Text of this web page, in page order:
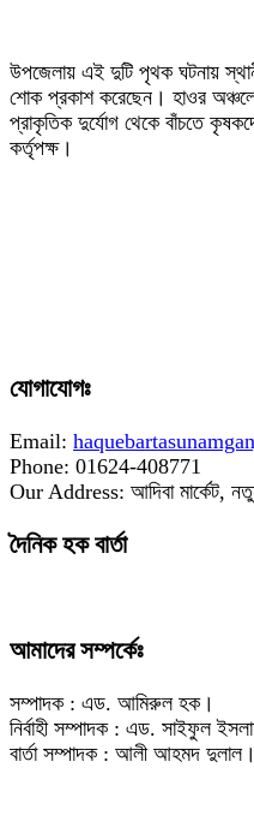
‎উপজেলায় এই দুটি পৃথক ঘটনায়
শোক প্রকাশ করেছেন। হাওর
প্রাকৃতিক দুর্যোগ থেকে বাঁচতে
কর্তৃপক্ষ।
যোগাযোগঃ
Email:
Phone: 01624-408771
Our Address: আদিবা মার্কেট,
দৈনিক হক বার্তা
আমাদের সম্পর্কেঃ
সম্পাদক : এড. আমিরুল হক।
নির্বাহী সম্পাদক : এড. সাইফুল
বার্তা সম্পাদক : আলী আহমদ দুলাল।